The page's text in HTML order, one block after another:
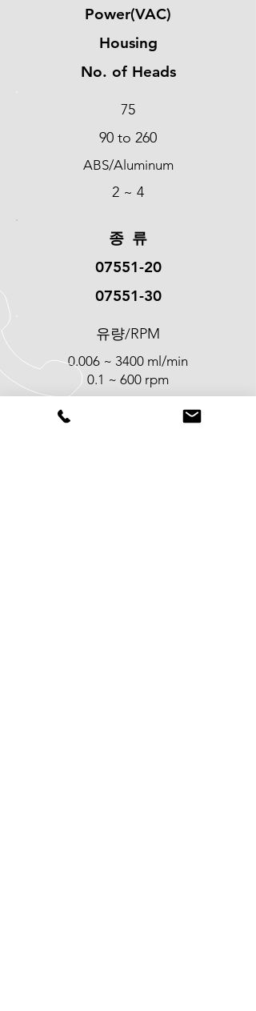
Power(VAC)
Housing
No. of Heads
75
90 to 260
ABS/Aluminum
2 ~ 4
​종 류
07551-20
07551-30
유량/RPM
0.006 ~ 3400 ml/min
0.1 ~ 600 rpm
0.001 ~ 566 ml/min